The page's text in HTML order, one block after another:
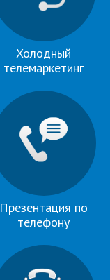
Холодный
телемаркетинг
Презентация по
телефону